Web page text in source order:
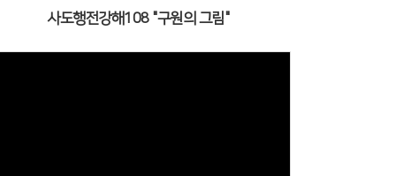
사도행전강해108 "구원의 그림"